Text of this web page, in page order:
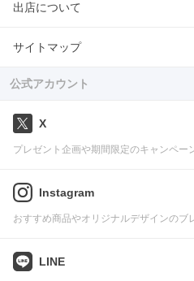
出店について
サイトマップ
公式アカウント
X
プレゼント企画や期間限定のキャンペー
Instagram
おすすめ商品やオリジナルデザインのブ
LINE